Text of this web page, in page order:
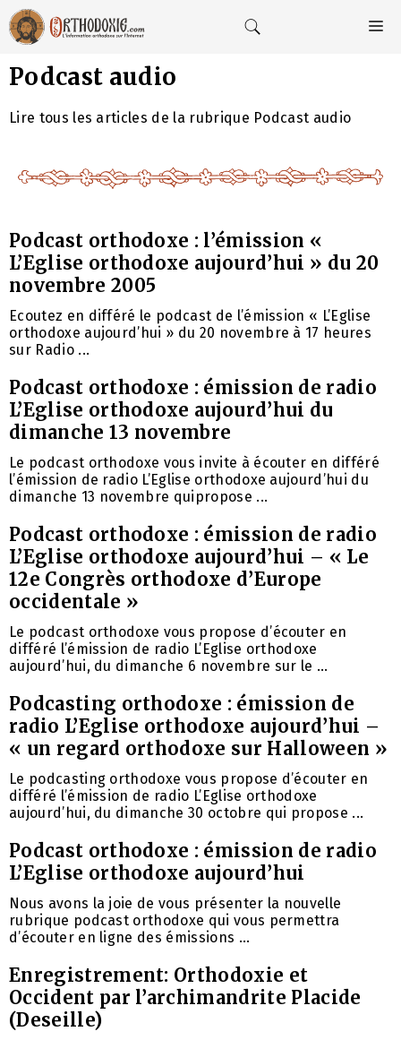
Aller
au
contenu
Podcast audio
Lire tous les articles de la rubrique Podcast audio
Podcast orthodoxe : l’émission «
L’Eglise orthodoxe aujourd’hui » du 20
novembre 2005
Ecoutez en différé le podcast de l’émission « L’Eglise
orthodoxe aujourd’hui » du 20 novembre à 17 heures
sur Radio ...
Podcast orthodoxe : émission de radio
L’Eglise orthodoxe aujourd’hui du
dimanche 13 novembre
Le podcast orthodoxe vous invite à écouter en différé
l’émission de radio L’Eglise orthodoxe aujourd’hui du
dimanche 13 novembre quipropose ...
Podcast orthodoxe : émission de radio
L’Eglise orthodoxe aujourd’hui – « Le
12e Congrès orthodoxe d’Europe
occidentale »
Le podcast orthodoxe vous propose d’écouter en
différé l’émission de radio L’Eglise orthodoxe
aujourd’hui, du dimanche 6 novembre sur le ...
Podcasting orthodoxe : émission de
radio L’Eglise orthodoxe aujourd’hui –
« un regard orthodoxe sur Halloween »
Le podcasting orthodoxe vous propose d’écouter en
différé l’émission de radio L’Eglise orthodoxe
aujourd’hui, du dimanche 30 octobre qui propose ...
Podcast orthodoxe : émission de radio
L’Eglise orthodoxe aujourd’hui
Nous avons la joie de vous présenter la nouvelle
rubrique podcast orthodoxe qui vous permettra
d’écouter en ligne des émissions ...
Enregistrement: Orthodoxie et
Occident par l’archimandrite Placide
(Deseille)